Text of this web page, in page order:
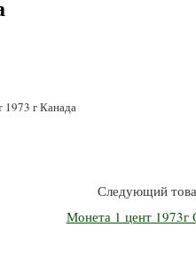
1973 г Канада
Следующий
Монета 1 цент